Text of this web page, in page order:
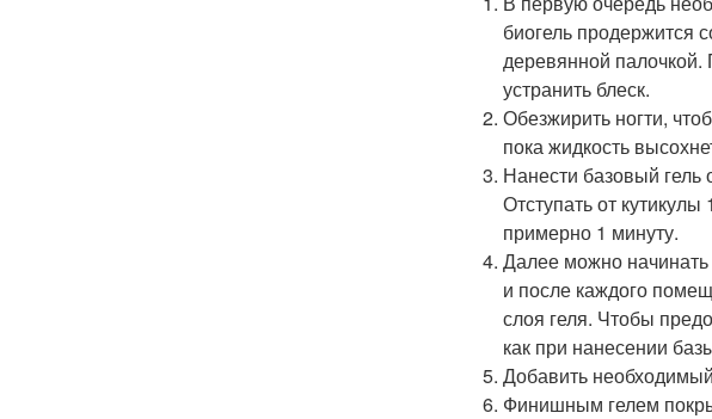
биогель продержится
деревянной палочкой.
устранить блеск.
Обезжирить ногти,
пока жидкость
Нанести базовый гель
Отступать от
примерно 1 минуту.
Далее можно начинать
и после каждого
слоя геля. Чтобы
как при нанесении
Добавить
Финишным гелем